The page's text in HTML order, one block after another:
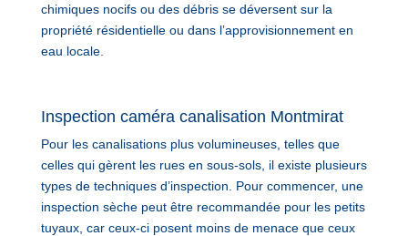
chimiques nocifs ou des débris se déversent sur la
propriété résidentielle ou dans l’approvisionnement en
eau locale.
Inspection caméra canalisation Montmirat
Pour les canalisations plus volumineuses, telles que
celles qui gèrent les rues en sous-sols, il existe plusieurs
types de techniques d’inspection. Pour commencer, une
inspection sèche peut être recommandée pour les petits
tuyaux, car ceux-ci posent moins de menace que ceux